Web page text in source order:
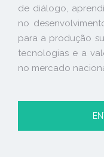
de diálogo,
no
para a produção
tecnologias e a
no mercado